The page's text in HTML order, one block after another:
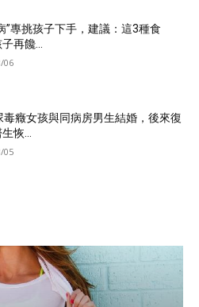
”專挑孩子下手，建議：這3種食
再饞...
06
毒癥女孩與同病房男生結婚，後來復
恢...
05